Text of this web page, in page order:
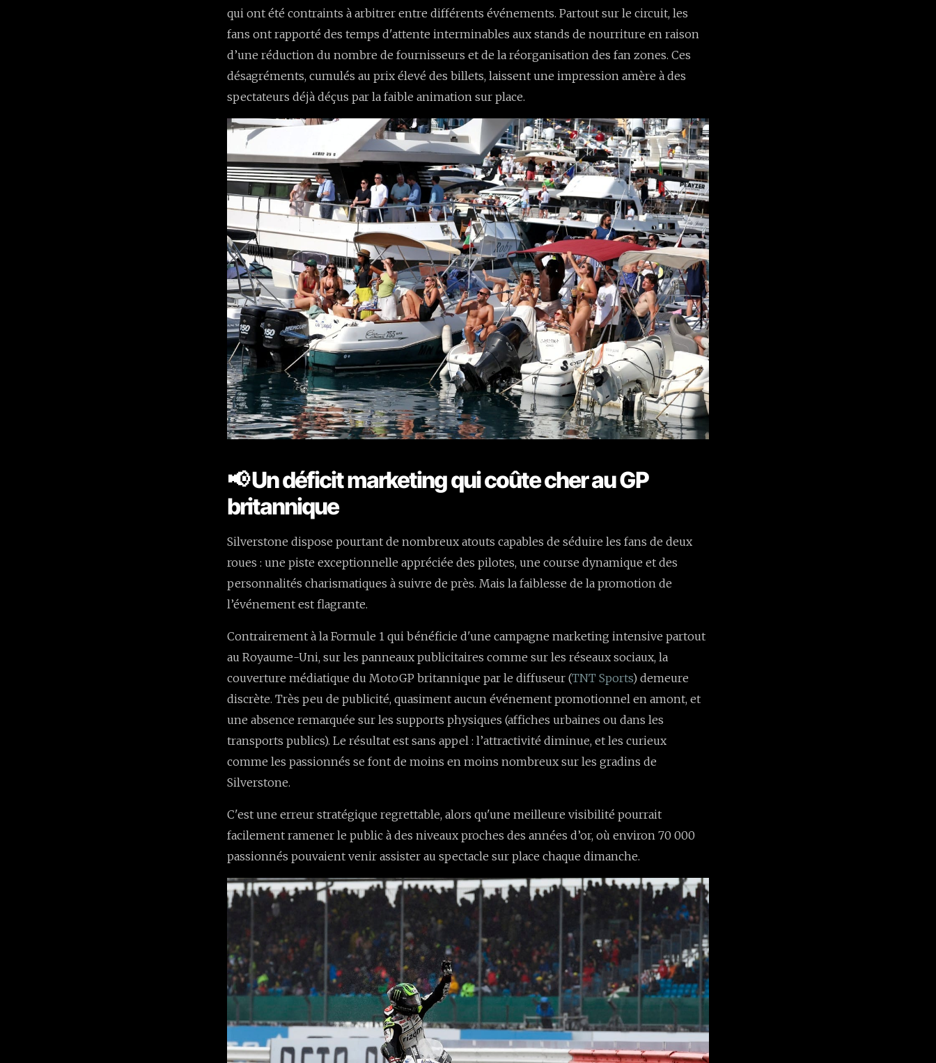
qui ont été contraints à arbitrer entre différents événements. Partout sur le circuit, les
fans ont rapporté des temps d'attente interminables aux stands de nourriture en raison
d’une réduction du nombre de fournisseurs et de la réorganisation des fan zones. Ces
désagréments, cumulés au prix élevé des billets, laissent une impression amère à des
spectateurs déjà déçus par la faible animation sur place.
📢 Un déficit marketing qui coûte cher au GP
britannique
Silverstone dispose pourtant de nombreux atouts capables de séduire les fans de deux
roues : une piste exceptionnelle appréciée des pilotes, une course dynamique et des
personnalités charismatiques à suivre de près. Mais la faiblesse de la promotion de
l’événement est flagrante.
Contrairement à la Formule 1 qui bénéficie d'une campagne marketing intensive partout
au Royaume-Uni, sur les panneaux publicitaires comme sur les réseaux sociaux, la
couverture médiatique du MotoGP britannique par le diffuseur (TNT Sports) demeure
discrète. Très peu de publicité, quasiment aucun événement promotionnel en amont, et
une absence remarquée sur les supports physiques (affiches urbaines ou dans les
transports publics). Le résultat est sans appel : l’attractivité diminue, et les curieux
comme les passionnés se font de moins en moins nombreux sur les gradins de
Silverstone.
C'est une erreur stratégique regrettable, alors qu'une meilleure visibilité pourrait
facilement ramener le public à des niveaux proches des années d’or, où environ 70 000
passionnés pouvaient venir assister au spectacle sur place chaque dimanche.